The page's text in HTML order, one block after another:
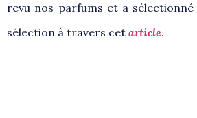
revu nos parfums et a
sélection à travers cet article.